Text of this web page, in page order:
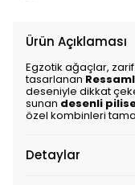
Ürün Açıklaması
Egzotik ağaçlar,
tasarlanan
deseniyle dikkat
sunan desenli
özel kombinleri
Detaylar